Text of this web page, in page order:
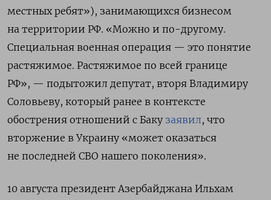
местных ребят»), занимающихся бизнесом
на территории РФ. «Можно и по-другому.
Специальная военная операция — это понятие
растяжимое. Растяжимое по всей границе
РФ», — подытожил депутат, вторя Владимиру
Соловьеву, который ранее в контексте
обострения отношений с Баку заявил, что
вторжение в Украину «может оказаться
не последней СВО нашего поколения».
10 августа президент Азербайджана Ильхам